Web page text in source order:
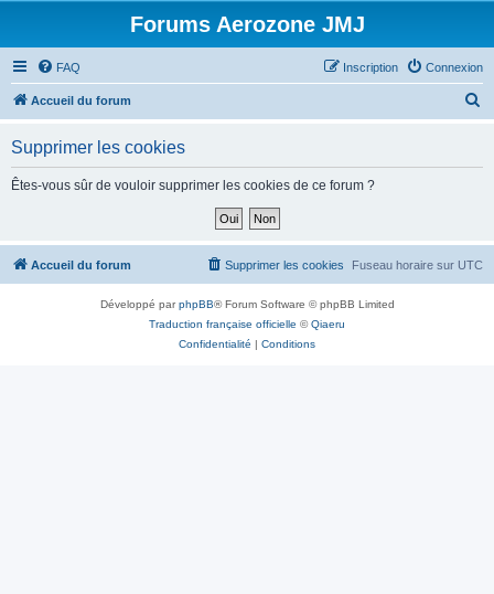
Forums Aerozone JMJ
FAQ Connexion
Inscription
Accueil du forum
h
Supprimer les cookies
Êtes-vous sûr de vouloir supprimer les cookies de ce forum ?
Accueil du forum Fuseau horaire sur UTC
Supprimer les cookies
Développé parphpBB® Forum Software © phpBB Limited
Traduction française officielle ©Qiaeru
Confidentialité | Conditions